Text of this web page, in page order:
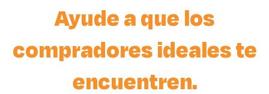
Ayude a que los
compradores ideales te
encuentren.